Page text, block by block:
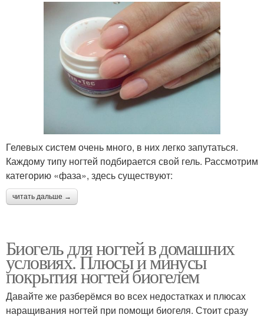
Гелевых систем очень много, в них легко запутаться.
Каждому типу ногтей подбирается свой гель. Рассмотрим
категорию «фаза», здесь существуют:
читать дальше →
Биогель для ногтей в домашних
условиях. Плюсы и минусы
покрытия ногтей биогелем
Давайте же разберёмся во всех недостатках и плюсах
наращивания ногтей при помощи биогеля. Стоит сразу